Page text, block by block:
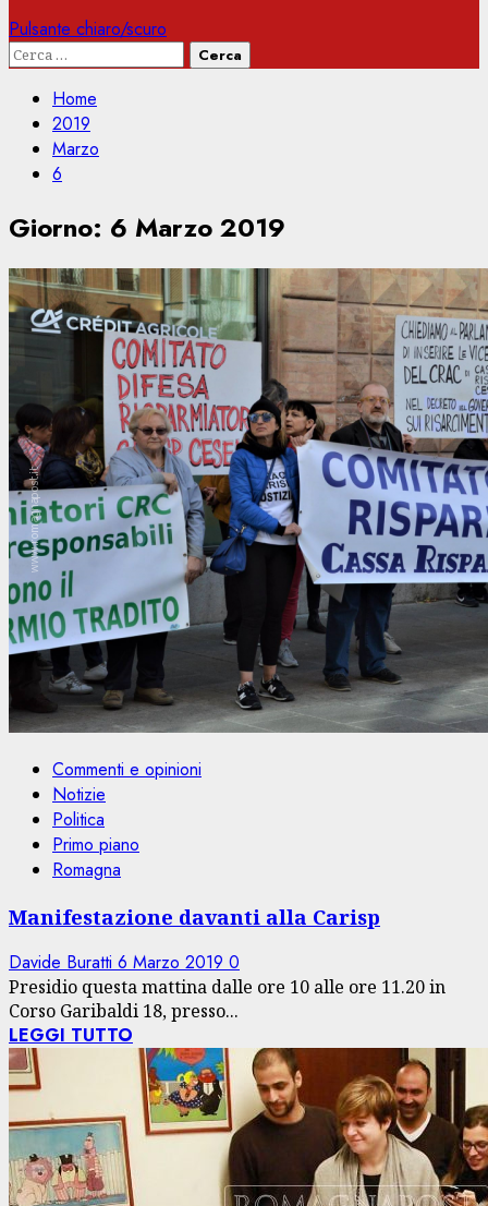
Pulsante chiaro/scuro
Ricerca
Home
2019
Marzo
6
Giorno: 6 Marzo 2019
Commenti e opinioni
Notizie
Politica
Primo piano
Romagna
Manifestazione davanti alla Carisp
Davide Buratti 6 Marzo 2019 0
Presidio questa mattina dalle ore 10 alle ore 11.20 in
Corso Garibaldi 18, presso...
LEGGI TUTTO